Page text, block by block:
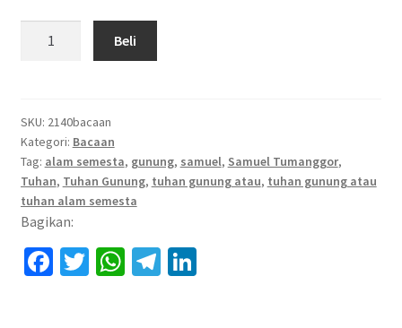
Kuantitas
Tuhan
Alam
Semesta
Beli
SKU: 2140bacaan
Kategori: Bacaan
Tag: alam semesta, gunung, samuel, Samuel Tumanggor,
Tuhan, Tuhan Gunung, tuhan gunung atau, tuhan gunung atau
tuhan alam semesta
Bagikan:
Fa T W Te Li